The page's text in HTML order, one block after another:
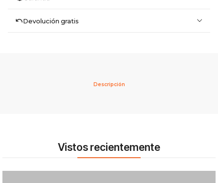
Devolución gratis
Descripción
Vistos recientemente